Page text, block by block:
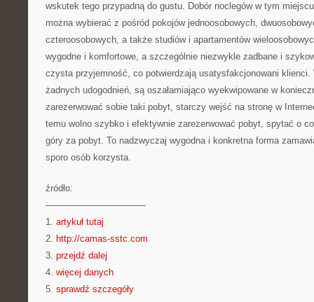
wskutek tego przypadną do gustu. Dobór noclegów w tym
można wybierać z pośród pokojów jednoosobowych,
czteroosobowych, a także studiów i apartamentów
wygodne i komfortowe, a szczególnie niezwykle zadbane i
czysta przyjemność, co potwierdzają usatysfakcjonowani
żadnych udogodnień, są oszałamiająco wyekwipowane w
zarezerwować sobie taki pobyt, starczy wejść na stronę w
temu wolno szybko i efektywnie zarezerwować pobyt, spytać o
góry za pobyt. To nadzwyczaj wygodna i konkretna forma
sporo osób korzysta.
źródło:
———————————
1. artykuł tutaj
2. http://camas-sstc.com
3. przejdź dalej
4. więcej danych
5. sprawdź szczegóły